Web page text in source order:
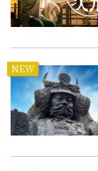
NEW